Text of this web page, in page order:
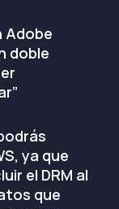
Adobe
doble
ya que
el DRM al
que